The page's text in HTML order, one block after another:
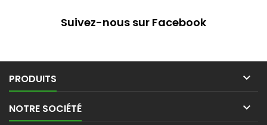
Suivez-nous sur Facebook
PRODUITS 
NOTRE SOCIÉTÉ 